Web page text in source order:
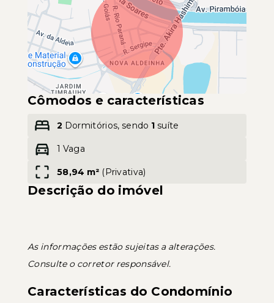
Cômodos e características
2 Dormitórios, sendo 1 suíte
1 Vaga
58,94 m² (Privativa)
Descrição do imóvel
As informações estão sujeitas a alterações.
Consulte o corretor responsável.
Características do Condomínio